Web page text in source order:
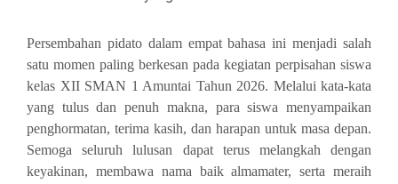
Persembahan pidato dalam empat bahasa ini menjadi salah
satu momen paling berkesan pada kegiatan perpisahan siswa
kelas XII SMAN 1 Amuntai Tahun 2026. Melalui kata-kata
yang tulus dan penuh makna, para siswa menyampaikan
penghormatan, terima kasih, dan harapan untuk masa depan.
Semoga seluruh lulusan dapat terus melangkah dengan
keyakinan, membawa nama baik almamater, serta meraih